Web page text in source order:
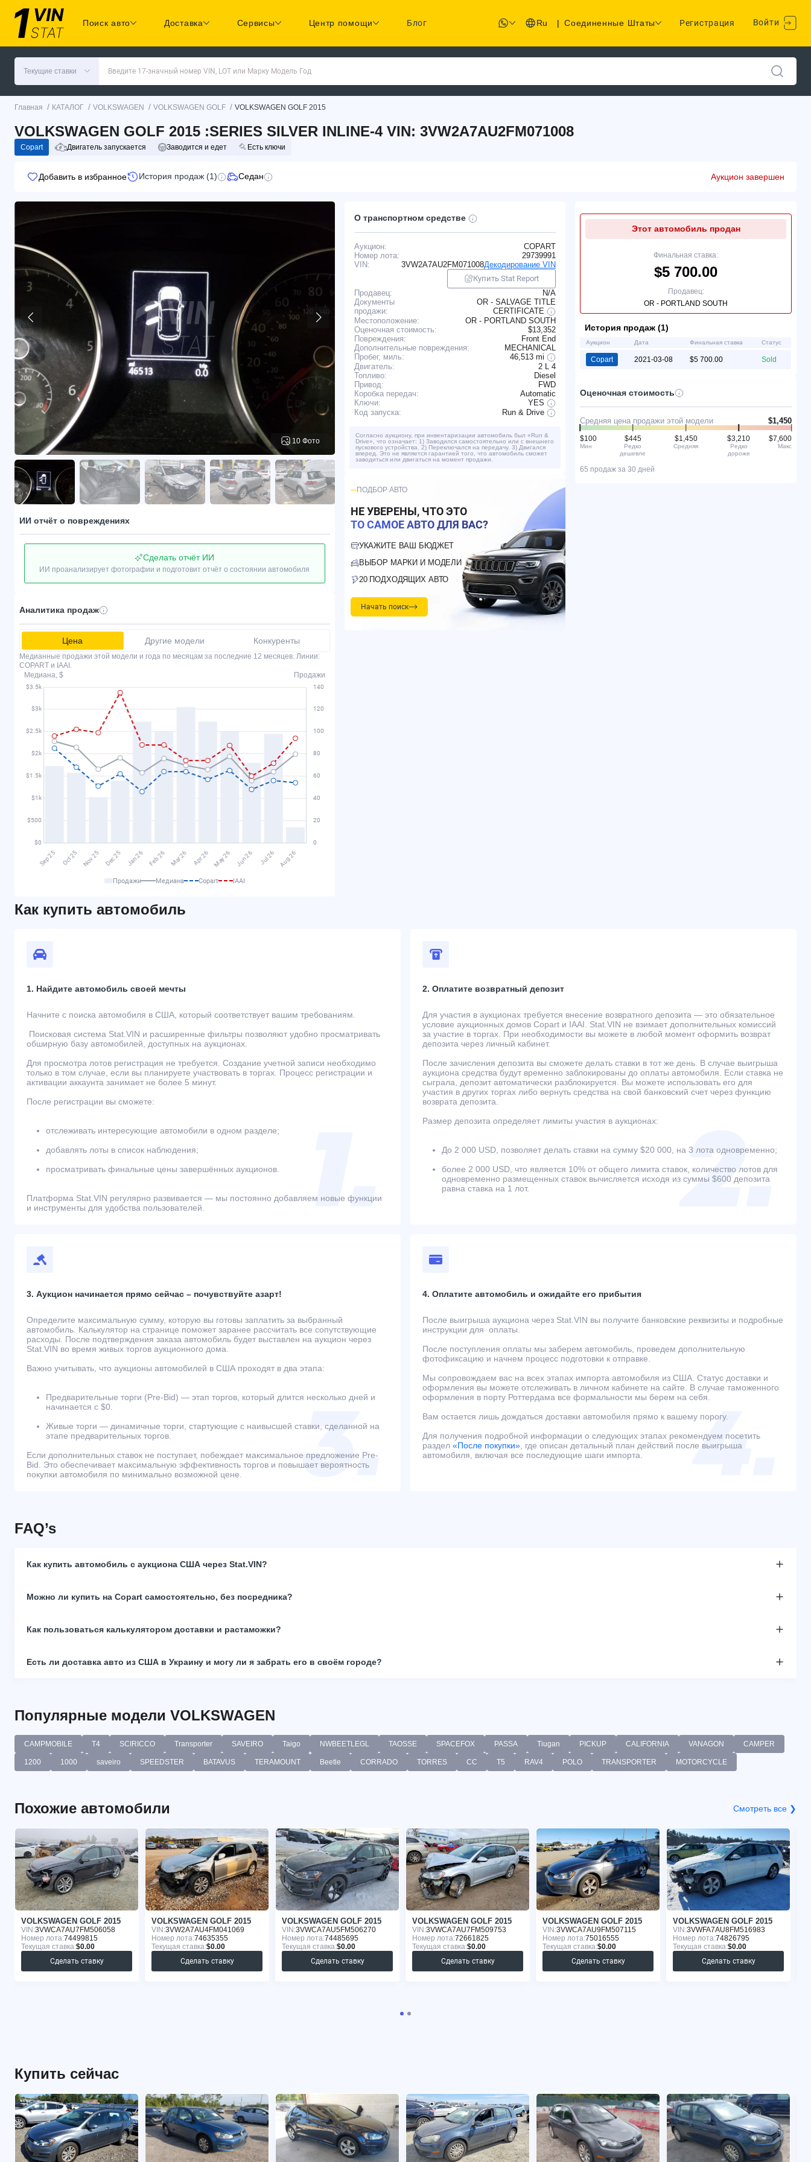
Поиск авто Доставка Сервисы Центр помощи Блог Ru | Соединенные Штаты Регистрация Войти
Текущие ставки Введите 17-значный номер VIN, LOT или Марку Модель Год
Главная / КАТАЛОГ / VOLKSWAGEN / VOLKSWAGEN GOLF / VOLKSWAGEN GOLF 2015
VOLKSWAGEN GOLF 2015 :SERIES SILVER INLINE-4 VIN: 3VW2A7AU2FM071008
Copart Двигатель запускается Заводится и едет Есть ключи
Добавить в избранное История продаж (1) Седан Аукцион завершен
10 Фото
ИИ отчёт о повреждениях
Сделать отчёт ИИ
ИИ проанализирует фотографии и подготовит отчёт о состоянии автомобиля
Аналитика продаж
Цена Другие модели Конкуренты
Медианные продажи этой модели и года по месяцам за последние 12 месяцев. Линии:
COPART и IAAI.
Медиана, $
Продажи
Продажи Медиана Copart IAAI
О транспортном средстве
Аукцион:
COPART
Номер лота:
29739991
VIN:
3VW2A7AU2FM071008Декодирование VIN
Купить Stat Report
Продавец:
N/A
Документы
продажи:
OR - SALVAGE TITLE
CERTIFICATE
Местоположение:
OR - PORTLAND SOUTH
Оценочная стоимость:
$13,352
Повреждения:
Front End
Дополнительные повреждения:
MECHANICAL
Пробег, миль:
46,513 mi
Двигатель:
2 L 4
Топливо:
Diesel
Привод:
FWD
Коробка передач:
Automatic
Ключи:
YES
Код запуска:
Run & Drive
Согласно аукциону, при инвентаризации автомобиль был «Run &
Drive», что означает: 1) Заводился самостоятельно или с внешнего
пускового устройства. 2) Переключался на передачу. 3) Двигался
вперед. Это не является гарантией того, что автомобиль сможет
заводиться или двигаться на момент продажи.
ПОДБОР АВТО
НЕ УВЕРЕНЫ, ЧТО ЭТО
ТО САМОЕ АВТО ДЛЯ ВАС?
УКАЖИТЕ ВАШ БЮДЖЕТ
ВЫБОР МАРКИ И МОДЕЛИ
20 ПОДХОДЯЩИХ АВТО
Начать поиск
Этот автомобиль продан
Финальная ставка:
$5 700.00
Продавец:
OR - PORTLAND SOUTH
История продаж (1)
Аукцион Дата Финальная ставка Статус
Copart 2021-03-08 $5 700.00 Sold
Оценочная стоимость
Средняя цена продажи этой модели $1,450
$100
Мин
$445
Редко
дешевле
$1,450
Средняя
$3,210
Редко
дороже
$7,600
Макс
65 продаж за 30 дней
Как купить автомобиль
1. Найдите автомобиль своей мечты
Начните с поиска автомобиля в США, который соответствует вашим требованиям.
Поисковая система Stat.VIN и расширенные фильтры позволяют удобно просматривать
обширную базу автомобилей, доступных на аукционах.
Для просмотра лотов регистрация не требуется. Создание учетной записи необходимо
только в том случае, если вы планируете участвовать в торгах. Процесс регистрации и
активации аккаунта занимает не более 5 минут.
После регистрации вы сможете:
отслеживать интересующие автомобили в одном разделе;
добавлять лоты в список наблюдения;
просматривать финальные цены завершённых аукционов.
Платформа Stat.VIN регулярно развивается — мы постоянно добавляем новые функции
и инструменты для удобства пользователей.
2. Оплатите возвратный депозит
Для участия в аукционах требуется внесение возвратного депозита — это обязательное
условие аукционных домов Copart и IAAI. Stat.VIN не взимает дополнительных комиссий
за участие в торгах. При необходимости вы можете в любой момент оформить возврат
депозита через личный кабинет.
После зачисления депозита вы сможете делать ставки в тот же день. В случае выигрыша
аукциона средства будут временно заблокированы до оплаты автомобиля. Если ставка не
сыграла, депозит автоматически разблокируется. Вы можете использовать его для
участия в других торгах либо вернуть средства на свой банковский счет через функцию
возврата депозита.
Размер депозита определяет лимиты участия в аукционах:
До 2 000 USD, позволяет делать ставки на сумму $20 000, на 3 лота одновременно;
более 2 000 USD, что является 10% от общего лимита ставок, количество лотов для
одновременно размещенных ставок вычисляется исходя из суммы $600 депозита
равна ставка на 1 лот.
3. Аукцион начинается прямо сейчас – почувствуйте азарт!
Определите максимальную сумму, которую вы готовы заплатить за выбранный
автомобиль. Калькулятор на странице поможет заранее рассчитать все сопутствующие
расходы. После подтверждения заказа автомобиль будет выставлен на аукцион через
Stat.VIN во время живых торгов аукционного дома.
Важно учитывать, что аукционы автомобилей в США проходят в два этапа:
Предварительные торги (Pre-Bid) — этап торгов, который длится несколько дней и
начинается с $0.
Живые торги — динамичные торги, стартующие с наивысшей ставки, сделанной на
этапе предварительных торгов.
Если дополнительных ставок не поступает, побеждает максимальное предложение Pre-
Bid. Это обеспечивает максимальную эффективность торгов и повышает вероятность
покупки автомобиля по минимально возможной цене.
4. Оплатите автомобиль и ожидайте его прибытия
После выигрыша аукциона через Stat.VIN вы получите банковские реквизиты и подробные
инструкции для оплаты.
После поступления оплаты мы заберем автомобиль, проведем дополнительную
фотофиксацию и начнем процесс подготовки к отправке.
Мы сопровождаем вас на всех этапах импорта автомобиля из США. Статус доставки и
оформления вы можете отслеживать в личном кабинете на сайте. В случае таможенного
оформления в порту Роттердама все формальности мы берем на себя.
Вам остается лишь дождаться доставки автомобиля прямо к вашему порогу.
Для получения подробной информации о следующих этапах рекомендуем посетить
раздел «После покупки» , где описан детальный план действий после выигрыша
автомобиля, включая все последующие шаги импорта.
FAQ’s
Как купить автомобиль с аукциона США через Stat.VIN?
Можно ли купить на Copart самостоятельно, без посредника?
Как пользоваться калькулятором доставки и растаможки?
Есть ли доставка авто из США в Украину и могу ли я забрать его в своём городе?
Популярные модели VOLKSWAGEN
CAMPMOBILE T4 SCIRICCO Transporter SAVEIRO Taigo NWBEETLEGL TAOSSE SPACEFOX PASSA Tiugan PICKUP CALIFORNIA VANAGON CAMPER
1200 1000 saveiro SPEEDSTER BATAVUS TERAMOUNT Beetle CORRADO TORRES CC T5 RAV4 POLO TRANSPORTER MOTORCYCLE
Похожие автомобили Смотреть все ❯
VOLKSWAGEN GOLF 2015
VIN:3VWCA7AU7FM506058
Номер лота:74499815
Текущая ставка:$0.00
Сделать ставку
VOLKSWAGEN GOLF 2015
VIN:3VW2A7AU4FM041069
Номер лота:74635355
Текущая ставка:$0.00
Сделать ставку
VOLKSWAGEN GOLF 2015
VIN:3VWCA7AU5FM506270
Номер лота:74485695
Текущая ставка:$0.00
Сделать ставку
VOLKSWAGEN GOLF 2015
VIN:3VWCA7AU7FM509753
Номер лота:72661825
Текущая ставка:$0.00
Сделать ставку
VOLKSWAGEN GOLF 2015
VIN:3VWCA7AU9FM507115
Номер лота:75016555
Текущая ставка:$0.00
Сделать ставку
VOLKSWAGEN GOLF 2015
VIN:3VWFA7AU8FM516983
Номер лота:74826795
Текущая ставка:$0.00
Сделать ставку
Купить сейчас